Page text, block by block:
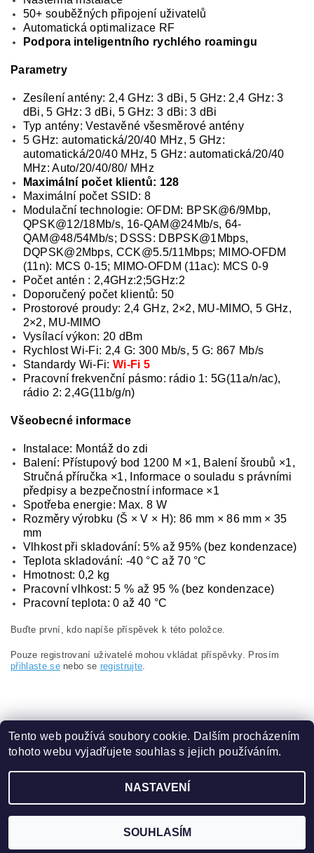
50+ souběžných připojení uživatelů
Automatická optimalizace RF
Podpora inteligentního rychlého roamingu
Parametry
Zesílení antény: 2,4 GHz: 3 dBi, 5 GHz: 2,4 GHz: 3
dBi, 5 GHz: 3 dBi, 5 GHz: 3 dBi: 3 dBi
Typ antény: Vestavěné všesměrové antény
5 GHz: automatická/20/40 MHz, 5 GHz:
automatická/20/40 MHz, 5 GHz: automatická/20/40
MHz: Auto/20/40/80/ MHz
Maximální počet klientů: 128
Maximální počet SSID: 8
Modulační technologie: OFDM: BPSK@6/9Mbp,
QPSK@12/18Mb/s, 16-QAM@24Mb/s, 64-
QAM@48/54Mb/s; DSSS: DBPSK@1Mbps,
DQPSK@2Mbps, CCK@5.5/11Mbps; MIMO-OFDM
(11n): MCS 0-15; MIMO-OFDM (11ac): MCS 0-9
Počet antén : 2,4GHz:2;5GHz:2
Doporučený počet klientů: 50
Prostorové proudy: 2,4 GHz, 2×2, MU-MIMO, 5 GHz,
2×2, MU-MIMO
Vysílací výkon: 20 dBm
Rychlost Wi-Fi: 2,4 G: 300 Mb/s, 5 G: 867 Mb/s
Standardy Wi-Fi:Wi-Fi 5
Pracovní frekvenční pásmo: rádio 1: 5G(11a/n/ac),
rádio 2: 2,4G(11b/g/n)
Všeobecné informace
Instalace: Montáž do zdi
Balení: Přístupový bod 1200 M ×1, Balení šroubů ×1,
Stručná příručka ×1, Informace o souladu s právními
předpisy a bezpečnostní informace ×1
Spotřeba energie: Max. 8 W
Rozměry výrobku (Š × V × H): 86 mm × 86 mm × 35
mm
Vlhkost při skladování: 5% až 95% (bez kondenzace)
Teplota skladování: -40 °C až 70 °C
Hmotnost: 0,2 kg
Pracovní vlhkost: 5 % až 95 % (bez kondenzace)
Pracovní teplota: 0 až 40 °C
Buďte první, kdo napíše příspěvek k této položce.
Pouze registrovaní uživatelé mohou vkládat příspěvky. Prosím
přihlaste senebo se registrujte.
Obchodní podmínky | Ochrana osobních údajů
2026 ©eshop.VAKAP.cz, všechna práva vyhrazena
Vytvořil Shoptet
Tento web používá soubory cookie. Dalším procházením
tohoto webu vyjadřujete souhlas s jejich používáním.
NASTAVENÍ
SOUHLASÍM